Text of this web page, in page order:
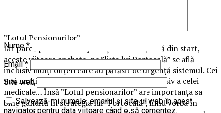
”Lotul Pensionarilor”
Iar parcă pentru a complica și mai mult, încă din start,
aceste viitoare anchete, pe ”lista lui Portocală” se află
inclusiv mulți ofițeri care au părăsit de urgență sistemul. Cei
mai mulți ”pe ușa din dos” a pensionării, inclusiv a celei
medicale… Însă ”Lotul pensionarilor” are importanța sa
bine gândită în strategia lui ”Portocală”, fiind vorba în
Nume*
Email*
Site web
Salvează-mi numele, emailul și site-ul web în acest
navigator pentru data viitoare când o să comentez.